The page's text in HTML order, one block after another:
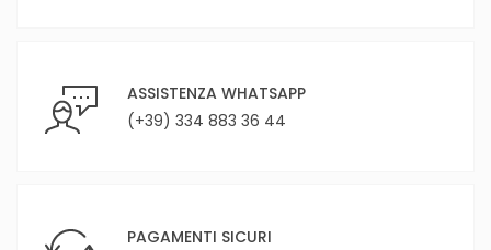
ASSISTENZA WHATSAPP
(+39) 334 883 36 44
PAGAMENTI SICURI